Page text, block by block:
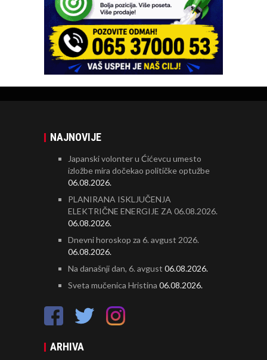
NAJNOVIJE
Japanski volonter u Ćićevcu umesto
izložbe mira dočekao političke optužbe
06.08.2026.
PLANIRANA ISKLJUČENJA
ELEKTRIČNE ENERGIJE ZA 06.08.2026.
06.08.2026.
Dnevni horoskop za 6. avgust 2026.
06.08.2026.
Na današnji dan, 6. avgust 06.08.2026.
Sveta mučenica Hristina 06.08.2026.
ARHIVA